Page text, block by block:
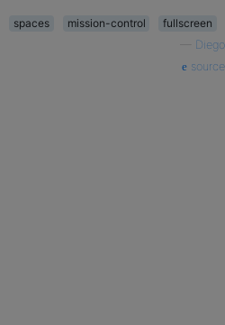
spaces mission-control
fullscreen
Diego
source